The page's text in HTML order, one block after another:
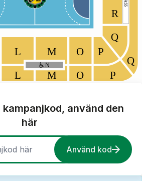
N
P
O
M
L
L
R
Q
Q
P
O
M
kampanjkod, använd den
här
Använd kod